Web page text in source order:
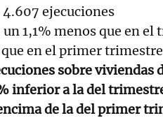
ejecuciones
1,1% menos que en el
en el primer
sobre viviendas
inferior a la del
de la del primer